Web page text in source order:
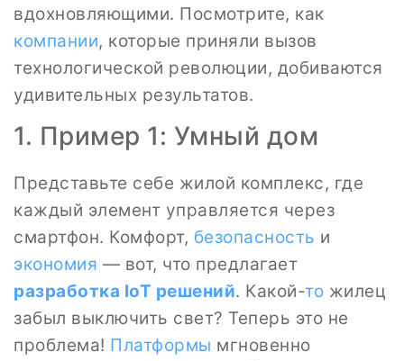
вдохновляющими. Посмотрите, как
компании, которые приняли вызов
технологической революции, добиваются
удивительных результатов.
1. Пример 1: Умный дом
Представьте себе жилой комплекс, где
каждый элемент управляется через
смартфон. Комфорт, безопасность и
экономия — вот, что предлагает
разработка IoT решений. Какой-то жилец
забыл выключить свет? Теперь это не
проблема! Платформы мгновенно